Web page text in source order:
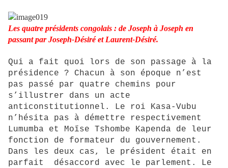
Les quatre présidents congolais : de Joseph à Joseph en
passant par Joseph-Désiré et Laurent-Désiré.
Qui a fait quoi lors de son passage à la
présidence ? Chacun à son époque n’est
pas passé par quatre chemins pour
s’illustrer dans un acte
anticonstitutionnel. Le roi Kasa-Vubu
n’hésita pas à démettre respectivement
Lumumba et Moïse Tshombe Kapenda de leur
fonction de formateur du gouvernement.
Dans les deux cas, le président était en
parfait désaccord avec le parlement. Le